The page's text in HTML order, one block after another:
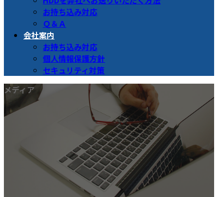
お持ち込み対応
Ｑ＆Ａ
会社案内
お持ち込み対応
個人情報保護方針
セキュリティ対策
メディア